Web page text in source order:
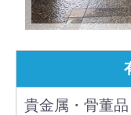
貴金属・骨董